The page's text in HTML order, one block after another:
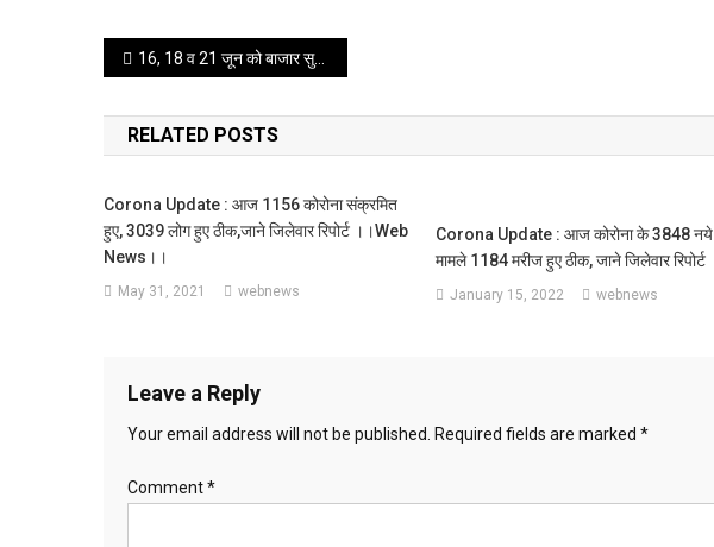
Post
navigation
16, 18 व 21 जून को बाजार सुबह आठ से शाम पांच बजे तक खुलेंगे,जाने गाइडलाइन ।।web news।।
RELATED POSTS
Corona Update : आज 1156 कोरोना संक्रमित
हुए, 3039 लोग हुए ठीक,जाने जिलेवार रिपोर्ट ।।web
News।।
May 31, 2021 webnews
Corona Update : आज कोरोना के 3848 नये
मामले 1184 मरीज हुए ठीक, जाने जिलेवार रिपोर्ट
January 15, 2022 webnews
Leave a Reply
Your email address will not be published. Required fields are marked *
Comment*